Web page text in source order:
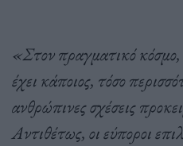
«Στον πραγματικό
έχει κάποιος, τόσο
ανθρώπινες σχέσεις
Αντιθέτως, οι εύποροι